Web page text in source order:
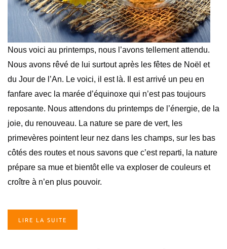
Nous voici au printemps, nous l’avons tellement attendu.
Nous avons rêvé de lui surtout après les fêtes de Noël et
du Jour de l’An. Le voici, il est là. Il est arrivé un peu en
fanfare avec la marée d’équinoxe qui n’est pas toujours
reposante. Nous attendons du printemps de l’énergie, de la
joie, du renouveau. La nature se pare de vert, les
primevères pointent leur nez dans les champs, sur les bas
côtés des routes et nous savons que c’est reparti, la nature
prépare sa mue et bientôt elle va exploser de couleurs et
croître à n’en plus pouvoir.
LIRE LA SUITE